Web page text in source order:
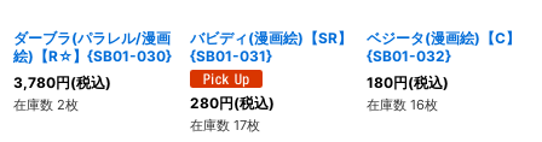
ダーブラ(パラレル/漫画
絵)【R☆】{SB01-030}
3,780円(税込)
在庫数 2枚
バビディ(漫画絵)【SR】
{SB01-031}
280円(税込)
在庫数 17枚
ベジータ(漫画絵)【C】
{SB01-032}
180円(税込)
在庫数 16枚